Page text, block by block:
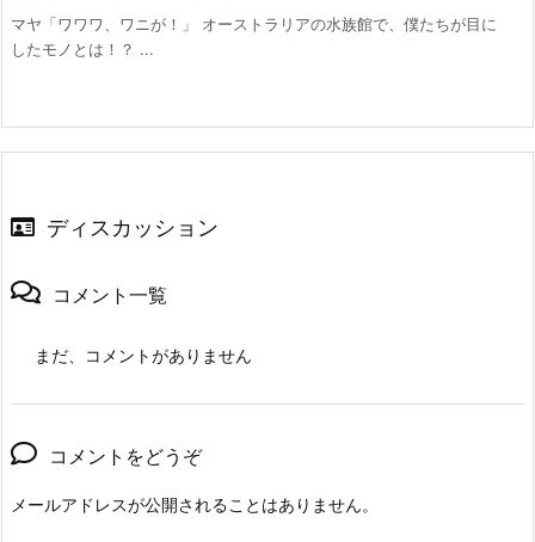
マヤ「ワワワ、ワニが！」 オーストラリアの水族館で、僕たちが目に
したモノとは！？ ...
ディスカッション
コメント一覧
まだ、コメントがありません
コメントをどうぞ
メールアドレスが公開されることはありません。